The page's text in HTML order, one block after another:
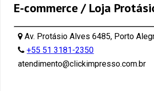
E-commerce / Loja
Av. Protásio Alves 6485, Porto
+55 51 3181-2350
atendimento@clickimpresso.com.br